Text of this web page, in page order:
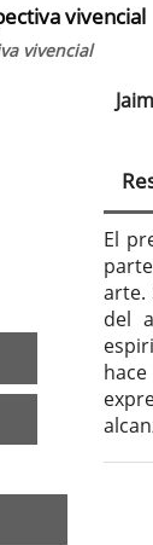
vivencial
vivencial
El
arte.
del